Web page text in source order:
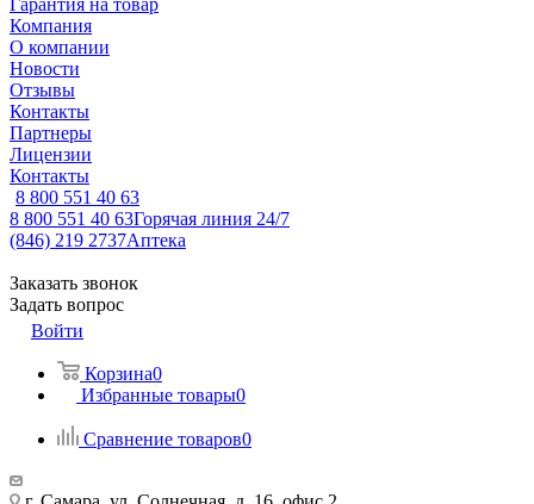
Гарантия на товар
Компания
О компании
Новости
Отзывы
Контакты
Партнеры
Лицензии
Контакты
8 800 551 40 63
8 800 551 40 63Горячая линия 24/7
(846) 219 2737Аптека
Заказать звонок
Задать вопрос
Войти
Корзина0
Избранные товары0
Сравнение товаров0